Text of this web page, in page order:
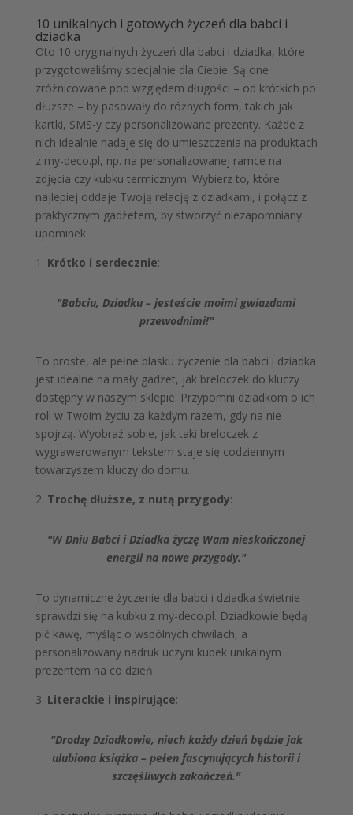
10 unikalnych i gotowych życzeń dla babci i
dziadka
Oto 10 oryginalnych życzeń dla babci i dziadka, które
przygotowaliśmy specjalnie dla Ciebie. Są one
zróżnicowane pod względem długości – od krótkich po
dłuższe – by pasowały do różnych form, takich jak
kartki, SMS-y czy personalizowane prezenty. Każde z
nich idealnie nadaje się do umieszczenia na produktach
z my-deco.pl, np. na personalizowanej ramce na
zdjęcia czy kubku termicznym. Wybierz to, które
najlepiej oddaje Twoją relację z dziadkami, i połącz z
praktycznym gadżetem, by stworzyć niezapomniany
upominek.
1. Krótko i serdecznie:
"Babciu, Dziadku – jesteście moimi gwiazdami
przewodnimi!"
To proste, ale pełne blasku życzenie dla babci i dziadka
jest idealne na mały gadżet, jak breloczek do kluczy
dostępny w naszym sklepie. Przypomni dziadkom o ich
roli w Twoim życiu za każdym razem, gdy na nie
spojrzą. Wyobraź sobie, jak taki breloczek z
wygrawerowanym tekstem staje się codziennym
towarzyszem kluczy do domu.
2. Trochę dłuższe, z nutą przygody:
"W Dniu Babci i Dziadka życzę Wam nieskończonej
energii na nowe przygody."
To dynamiczne życzenie dla babci i dziadka świetnie
sprawdzi się na kubku z my-deco.pl. Dziadkowie będą
pić kawę, myśląc o wspólnych chwilach, a
personalizowany nadruk uczyni kubek unikalnym
prezentem na co dzień.
3. Literackie i inspirujące:
"Drodzy Dziadkowie, niech każdy dzień będzie jak
ulubiona książka – pełen fascynujących historii i
szczęśliwych zakończeń."